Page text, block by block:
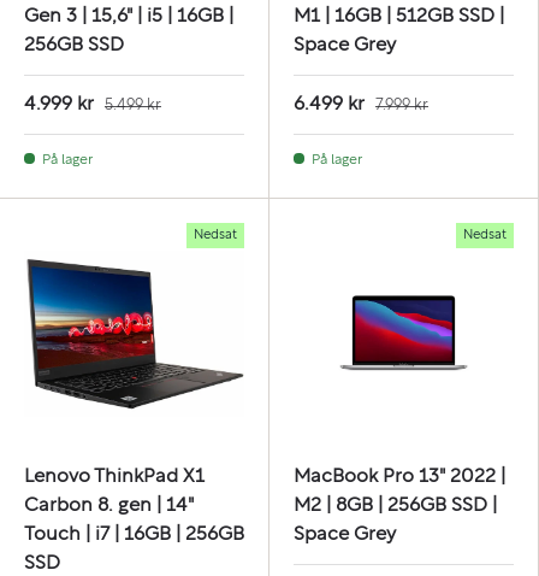
Gen 3 | 15,6" | i5 | 16GB |
256GB SSD
4.999 kr 5.499 kr
På lager
M1 | 16GB | 512GB SSD |
Space Grey
6.499 kr 7.999 kr
På lager
Nedsat
Lenovo ThinkPad X1
Carbon 8. gen | 14"
Touch | i7 | 16GB | 256GB
SSD
Nedsat
MacBook Pro 13" 2022 |
M2 | 8GB | 256GB SSD |
Space Grey